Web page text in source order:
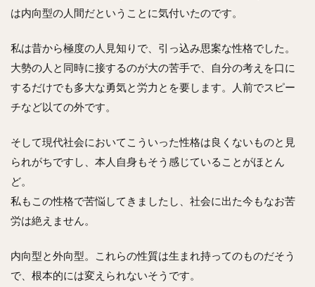
は内向型の人間だということに気付いたのです。
私は昔から極度の人見知りで、引っ込み思案な性格でした。
大勢の人と同時に接するのが大の苦手で、自分の考えを口に
するだけでも多大な勇気と労力とを要します。人前でスピー
チなど以ての外です。
そして現代社会においてこういった性格は良くないものと見
られがちですし、本人自身もそう感じていることがほとん
ど。
私もこの性格で苦悩してきましたし、社会に出た今もなお苦
労は絶えません。
内向型と外向型。これらの性質は生まれ持ってのものだそう
で、根本的には変えられないそうです。